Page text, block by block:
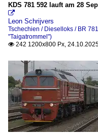
KDS 781 592 lauft am 28

Leon Schrijvers
Tschechien / Dieselloks / BR
"Taigatrommel")
 242 1200x800 Px,